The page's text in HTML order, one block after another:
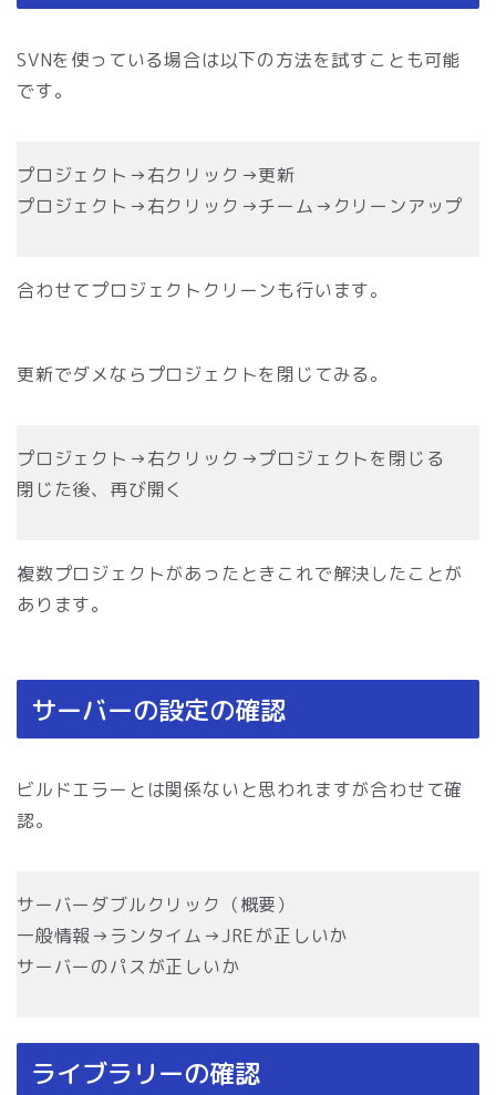
SVNを使っている場合は以下の方法を試すことも可能
です。
プロジェクト→右クリック→更新
プロジェクト→右クリック→チーム→クリーンアップ
合わせてプロジェクトクリーンも行います。
更新でダメならプロジェクトを閉じてみる。
プロジェクト→右クリック→プロジェクトを閉じる
閉じた後、再び開く
複数プロジェクトがあったときこれで解決したことが
あります。
サーバーの設定の確認
ビルドエラーとは関係ないと思われますが合わせて確
認。
サーバーダブルクリック（概要）
一般情報→ランタイム→JREが正しいか
サーバーのパスが正しいか
ライブラリーの確認